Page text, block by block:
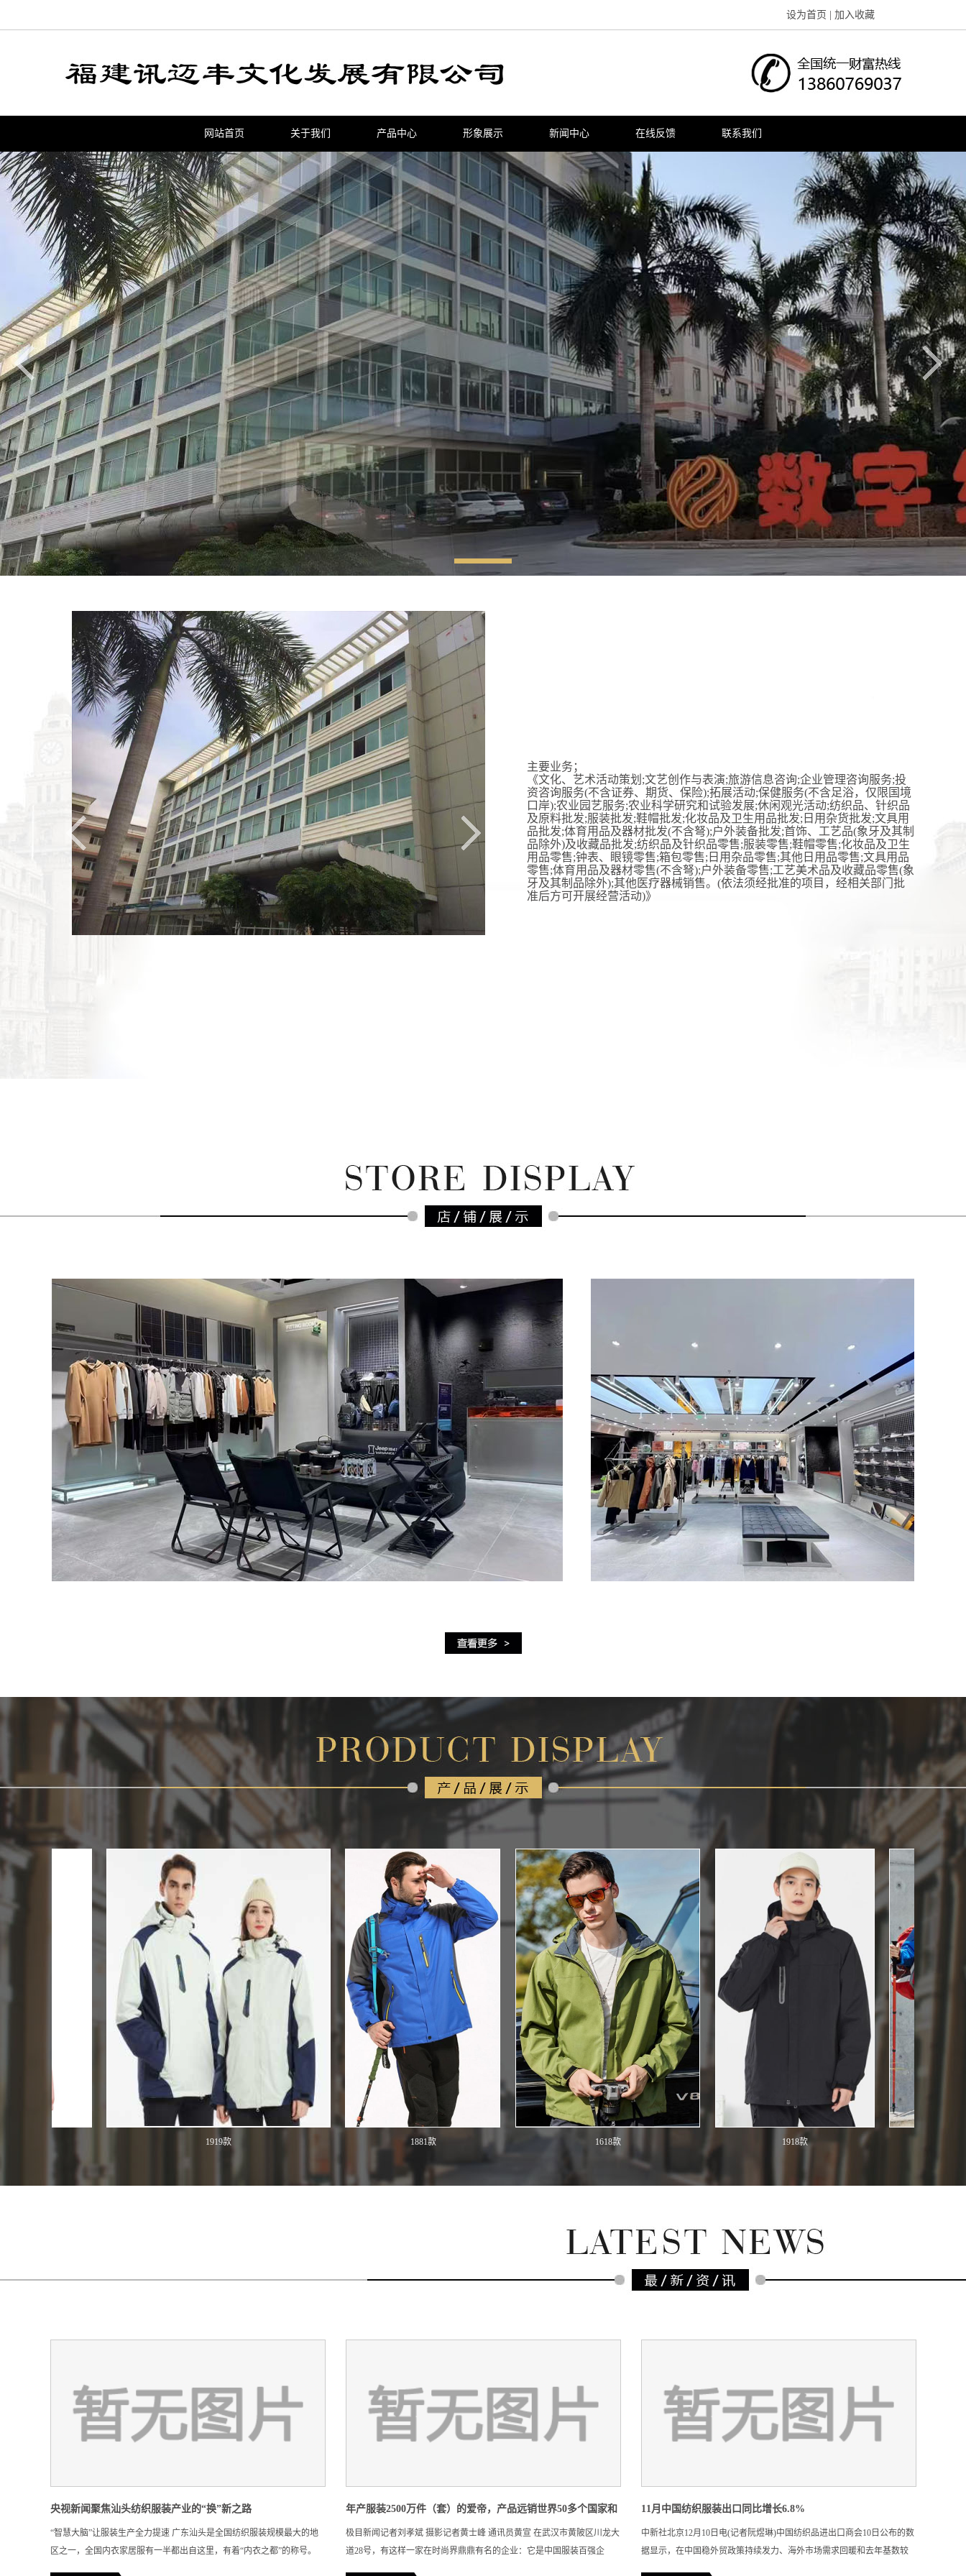
设为首页 加入收藏
网站首页 关于我们 产品中心 形象展示 新闻中心 在线反馈 联系我们
主要业务；
《文化、艺术活动策划;文艺创作与表演;旅游信息咨询;企业管理咨询服务;投
资咨询服务(不含证券、期货、保险);拓展活动;保健服务(不含足浴，仅限国境
口岸);农业园艺服务;农业科学研究和试验发展;休闲观光活动;纺织品、针织品
及原料批发;服装批发;鞋帽批发;化妆品及卫生用品批发;日用杂货批发;文具用
品批发;体育用品及器材批发(不含弩);户外装备批发;首饰、工艺品(象牙及其制
品除外)及收藏品批发;纺织品及针织品零售;服装零售;鞋帽零售;化妆品及卫生
用品零售;钟表、眼镜零售;箱包零售;日用杂品零售;其他日用品零售;文具用品
零售;体育用品及器材零售(不含弩);户外装备零售;工艺美术品及收藏品零售(象
牙及其制品除外);其他医疗器械销售。(依法须经批准的项目，经相关部门批
准后方可开展经营活动)》
央视新闻聚焦汕头纺织服装产业的“换”新之路
“智慧大脑”让服装生产全力提速 广东汕头是全国纺织服装规模最大的地
区之一，全国内衣家居服有一半都出自这里，有着“内衣之都”的称号。
年产服装2500万件（套）的爱帝，产品远销世界50多个国家和
地区
极目新闻记者刘孝斌 摄影记者黄士峰 通讯员黄宣 在武汉市黄陂区川龙大
道28号，有这样一家在时尚界鼎鼎有名的企业：它是中国服装百强企
11月中国纺织服装出口同比增长6.8%
中新社北京12月10日电(记者阮煜琳)中国纺织品进出口商会10日公布的数
据显示，在中国稳外贸政策持续发力、海外市场需求回暖和去年基数较